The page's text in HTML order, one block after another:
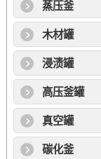
蒸压釜
木材罐
浸渍罐
高压釜罐
真空罐
碳化釜